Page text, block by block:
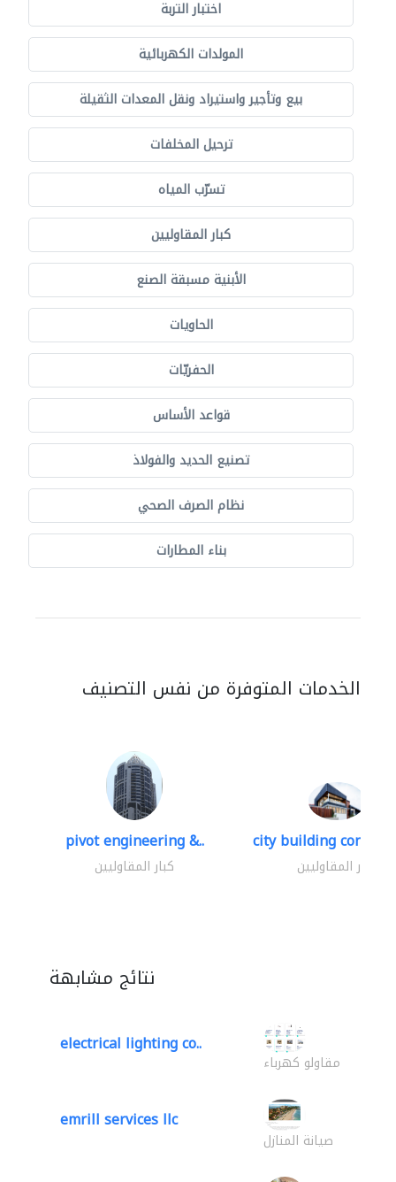
اختبار التربة
المولدات الكهربائية
بيع وتأجير واستيراد ونقل المعدات الثقيلة
ترحيل المخلفات
تسرّب المياه
كبار المقاوليين
الأبنية مسبقة الصنع
الحاويات
الحفريّات
قواعد الأساس
تصنيع الحديد والفولاذ
نظام الصرف الصحي
بناء المطارات
الخدمات المتوفرة من نفس التصنيف
pivot engineering &..
كبار المقاوليين
city building
كبار المقاوليين
نتائج مشابهة
electrical lighting co..
مقاولو كهرباء
emrill services llc
صيانة المنازل